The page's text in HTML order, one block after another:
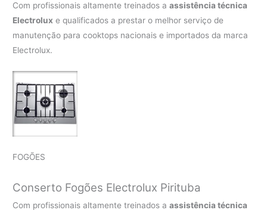
Com profissionais altamente treinados aassistência técnica
Electrolux e qualificados a prestar o melhor serviço de
manutenção para cooktops nacionais e importados da marca
Electrolux.
FOGÕES
Conserto Fogões Electrolux Pirituba
Com profissionais altamente treinados aassistência técnica